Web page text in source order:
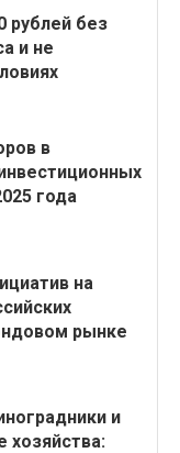
рублей без
и не
в
года
на
рынке
и
хозяйства: